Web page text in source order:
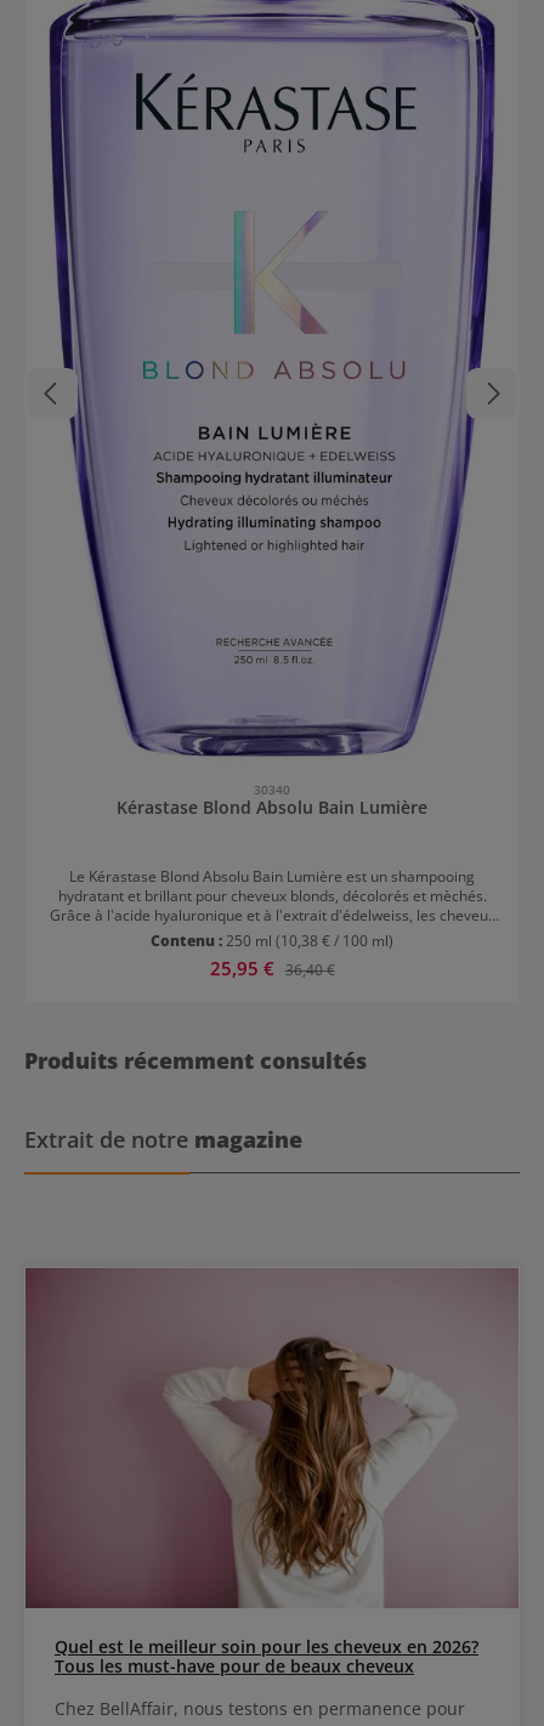
30340
Kérastase Blond Absolu Bain Lumière
Le Kérastase Blond Absolu Bain Lumière est un shampooing
hydratant et brillant pour cheveux blonds, décolorés et mèchés.
Grâce à l'acide hyaluronique et à l'extrait d'édelweiss, les cheveux
sont intensément hydratés et reçoivent un éclat brillant. Ces deux
ingrédients de qualité supérieure renforcent la fibre capillaire de
l'intérieur, stimulent la circulation du cuir chevelu et améliorent
néanmoins régénérés. Recommandation d'utilisation Kérastase
Blond Absolu Bain Lumière Appliquer le shampooing blond sur
Utiliser avec l'après-shampoing et le fluide sans rinçage
appropriés pour un effet neutralisant doux. Pour neutraliser une
teinte jaune moyenne, utiliser conjointement avec le masque ultra-
Contenu :250 ml (10,38 € / 100 ml)
Prix de vente :
25,95 € Prix régulier :
36,40 €
Produits récemment consultés
Extrait de notre magazine
Quel est le meilleur soin pour les cheveux en 2026?
Tous les must-have pour de beaux cheveux
Chez BellAffair, nous testons en permanence pour